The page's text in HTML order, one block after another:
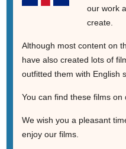
our work
create.
Although most content on
have also created lots of
outfitted them with English
You can find these films on
We wish you a pleasant
enjoy our films.